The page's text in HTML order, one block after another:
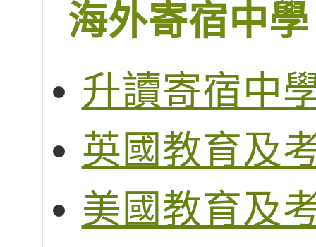
海外寄宿中學
升讀寄宿中
英國教育及
美國教育及